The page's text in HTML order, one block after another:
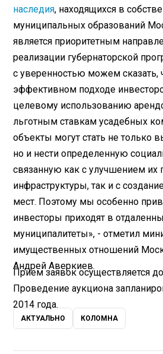
наследия, находящихся в
муниципальных образований
является приоритетным
реализации губернаторской
с уверенностью можем сказать,
эффективном подходе
целевому использованию
льготным ставкам усадебных
объекты могут стать не только
но и нести определенную
связанную как с улучшением
инфраструктуры, так и с
мест. Поэтому мы особенно
инвесторы приходят в
муниципалитеты», - отметил
имущественных отношений
Андрей Аверкиев.
Прием заявок осуществляется
Проведение аукциона
2014 года.
АКТУАЛЬНО КОЛОМНА